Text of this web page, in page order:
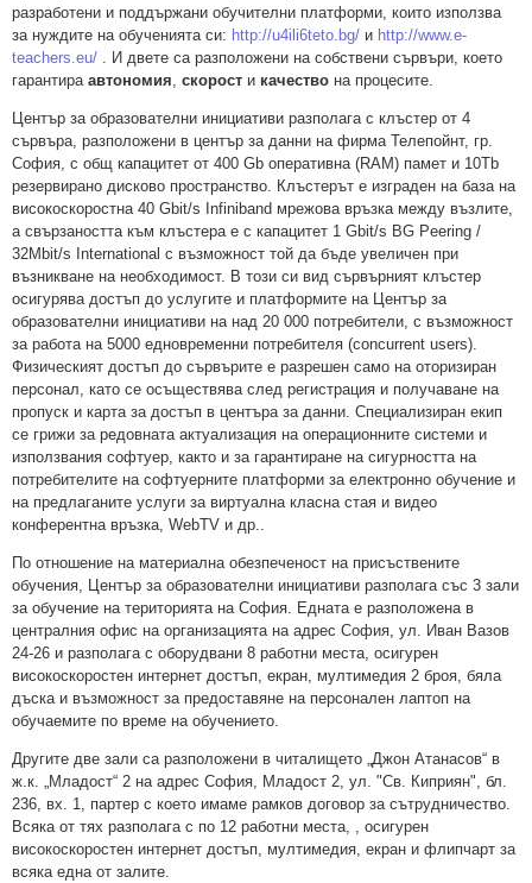
разработени и поддържани обучителни платформи, които използва
за нуждите на обученията си: http://u4ili6teto.bg/ и http://www.e-
teachers.eu/ . И двете са разположени на собствени сървъри, което
гарантира автономия, скорост и качество на процесите.
Център за образователни инициативи разполага с клъстер от 4
сървъра, разположени в център за данни на фирма Телепойнт, гр.
София, с общ капацитет от 400 Gb оперативна (RAM) памет и 10Tb
резервирано дисково пространство. Клъстерът е изграден на база на
високоскоростна 40 Gbit/s Infiniband мрежова връзка между възлите,
а свързаността към клъстера е с капацитет 1 Gbit/s BG Peering /
32Mbit/s International с възможност той да бъде увеличен при
възникване на необходимост. В този си вид сървърният клъстер
осигурява достъп до услугите и платформите на Център за
образователни инициативи на над 20 000 потребители, с възможност
за работа на 5000 едновременни потребителя (concurrent users).
Физическият достъп до сървърите е разрешен само на оторизиран
персонал, като се осъществява след регистрация и получаване на
пропуск и карта за достъп в центъра за данни. Специализиран екип
се грижи за редовната актуализация на операционните системи и
използвания софтуер, както и за гарантиране на сигурността на
потребителите на софтуерните платформи за електронно обучение и
на предлаганите услуги за виртуална класна стая и видео
конферентна връзка, WebTV и др..
По отношение на материална обезпеченост на присъствените
обучения, Център за образователни инициативи разполага със 3 зали
за обучение на територията на София. Едната е разположена в
централния офис на организацията на адрес София, ул. Иван Вазов
24-26 и разполага с оборудвани 8 работни места, осигурен
високоскоростен интернет достъп, екран, мултимедия 2 броя, бяла
дъска и възможност за предоставяне на персонален лаптоп на
обучаемите по време на обучението.
Другите две зали са разположени в читалището „Джон Атанасов“ в
ж.к. „Младост“ 2 на адрес София, Младост 2, ул. "Св. Киприян", бл.
236, вх. 1, партер с което имаме рамков договор за сътрудничество.
Всяка от тях разполага с по 12 работни места, , осигурен
високоскоростен интернет достъп, мултимедия, екран и флипчарт за
всяка една от залите.